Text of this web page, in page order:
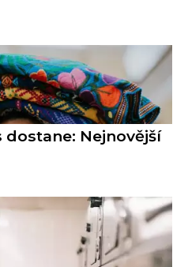
dostane: Nejnovější